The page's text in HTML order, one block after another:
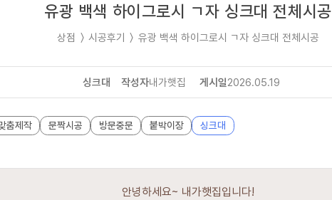
유광 백색 하이그로시 ㄱ자 싱크대 전체시공
상점 〉 시공후기 〉 유광 백색 하이그로시 ㄱ자 싱크대 전체시공
싱크대 작성자내가햇집 게시일2026.05.19
춤제작 문짝시공 방문중문 붙박이장 싱크대
안녕하세요~ 내가햇집입니다!
영림 방문
예림 방문 (문의)
동화 강화마루
한솔 마루 (문의)
# 색상샘플 / 영림